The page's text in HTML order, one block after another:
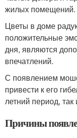
жилых помещений.
Цветы в доме
положительные
дня, являются
впечатлений.
С появлением
привести к его
летний период,
Причины